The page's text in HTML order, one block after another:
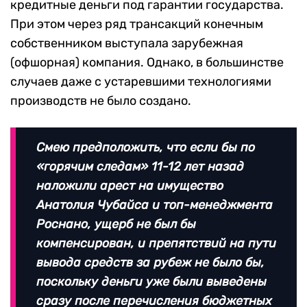
кредитные деньги под гарантии государства.
При этом через ряд трансакций конечным
собственником выступала зарубежная
(офшорная) компания. Однако, в большинстве
случаев даже с устаревшими технологиями
производств не было создано.
Смею предположить, что если бы по
«горячим следам» 11-12 лет назад
наложили арест на имущество
Анатолия Чубайса и топ-менеджмента
Роснано, ущерб не был бы
компенсирован, и препятствий на пути
вывода средств за рубеж не было бы,
поскольку деньги уже были выведены
сразу после перечисления бюджетных